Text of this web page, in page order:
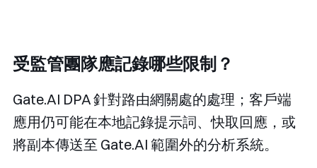
受監管團隊應記錄哪些限制？
Gate.AI DPA 針對路由網關處的處理；客戶端
應用仍可能在本地記錄提示詞、快取回應，或
將副本傳送至 Gate.AI 範圍外的分析系統。